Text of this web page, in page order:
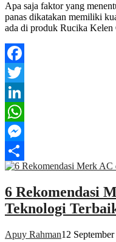
Apa saja faktor yang
panas dikatakan memiliki
ada di produk Rucika Kelen
Facebook
Twitter
LinkedIn
WhatsApp
Messenger
Share
6 Rekomendasi
Teknologi
Apuy Rahman12